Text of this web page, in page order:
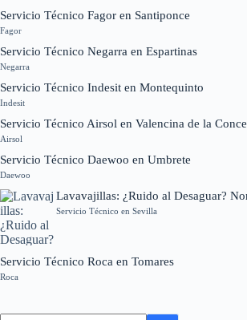
Servicio Técnico Fagor en Santiponce
Fagor
Servicio Técnico Negarra en Espartinas
Negarra
Servicio Técnico Indesit en Montequinto
Indesit
Servicio Técnico Airsol en Valencina de la
Airsol
Servicio Técnico Daewoo en Umbrete
Daewoo
Lavavajillas: ¿Ruido al Desaguar?
Servicio Técnico en Sevilla
Servicio Técnico Roca en Tomares
Roca